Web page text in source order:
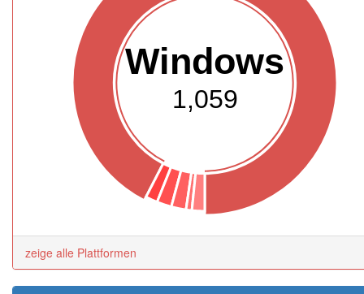
Windows
1,059
zeige alle Plattformen